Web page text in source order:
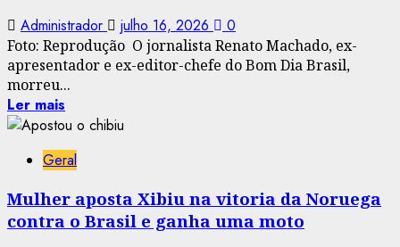
Administrador julho 16, 2026 0
Foto: Reprodução O jornalista Renato Machado, ex-
apresentador e ex-editor-chefe do Bom Dia Brasil,
morreu...
Ler mais
Geral
Mulher aposta Xibiu na vitoria da Noruega
contra o Brasil e ganha uma moto